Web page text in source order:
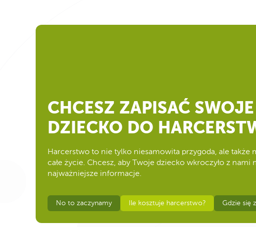
CHCESZ ZAPISAĆ SWOJE
DZIECKO DO
Harcerstwo to nie tylko niesamowita przygoda, ale także
całe życie. Chcesz, aby Twoje dziecko wkroczyło z nami
najważniejsze informacje.
No to zaczynamy Ile kosztuje harcerstwo? Gdzie się